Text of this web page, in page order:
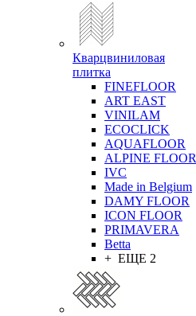
Кварцвиниловая
плитка
FINEFLOOR
ART EAST
VINILAM
ECOCLICK
AQUAFLOOR
ALPINE FLOOR
IVC
Made in Belgium
DAMY FLOOR
ICON FLOOR
PRIMAVERA
Betta
+ ЕЩЕ 2